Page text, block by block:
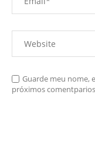
Guarde meu nome,
próximos